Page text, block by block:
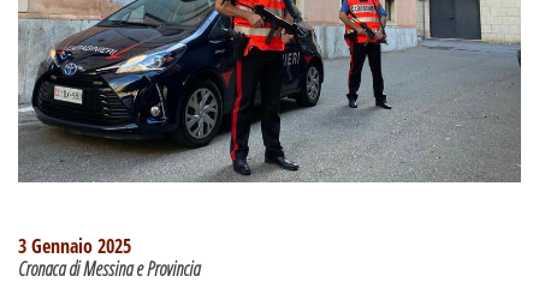
3 Gennaio 2025
Cronaca di Messina e Provincia